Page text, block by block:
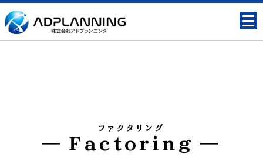
ファクタリング
Factoring